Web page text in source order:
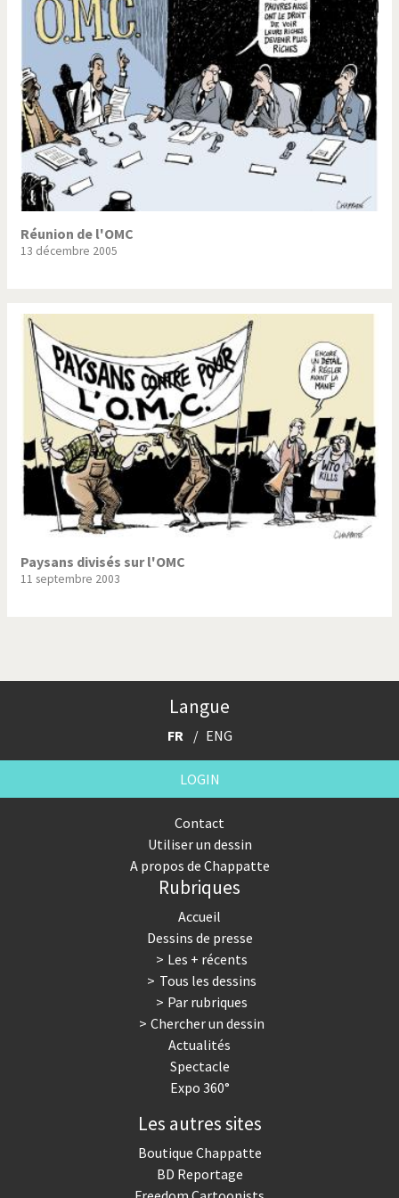
Trump II Un monde de foot
Vous avez dit "Islam"?
Réunion de l'OMC
13 décembre 2005
Paysans divisés sur l'OMC
11 septembre 2003
Langue
FR ENG
LOGIN
Contact
Utiliser un dessin
A propos de Chappatte
Rubriques
Accueil
Dessins de presse
Les + récents
Tous les dessins
Par rubriques
Chercher un dessin
Actualités
Spectacle
Expo 360°
Les autres sites
Boutique Chappatte
BD Reportage